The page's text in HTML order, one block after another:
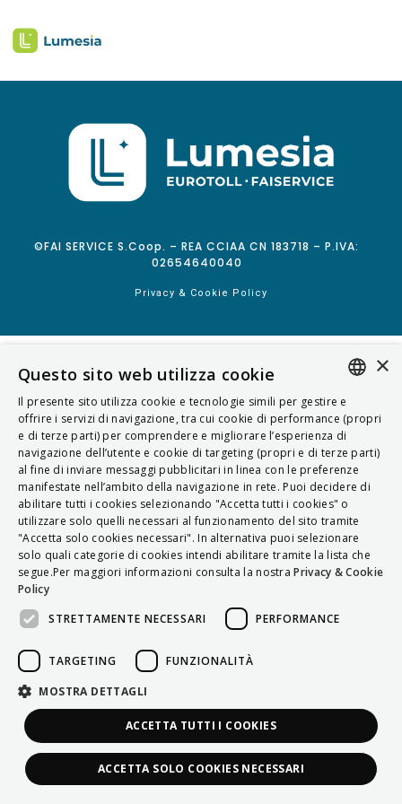
©FAI SERVICE S.Coop. – REA CCIAA CN 183718 – P.IVA:
02654640040
Privacy & Cookie Policy
ITALIAN
ENGLISH
FRENCH
HUNGARIAN
DEUTSCH
POLSKI
PORTUGUÊS
×
Questo sito web utilizza cookie
Il presente sito utilizza cookie e tecnologie simili per gestire e
offrire i servizi di navigazione, tra cui cookie di performance (propri
e di terze parti) per comprendere e migliorare l’esperienza di
navigazione dell’utente e cookie di targeting (propri e di terze parti)
al fine di inviare messaggi pubblicitari in linea con le preferenze
manifestate nell’ambito della navigazione in rete. Puoi decidere di
abilitare tutti i cookies selezionando "Accetta tutti i cookies" o
utilizzare solo quelli necessari al funzionamento del sito tramite
"Accetta solo cookies necessari". In alternativa puoi selezionare
solo quali categorie di cookies intendi abilitare tramite la lista che
segue.Per maggiori informazioni consulta la nostra Privacy & Cookie
Policy
STRETTAMENTE NECESSARI
PERFORMANCE
TARGETING FUNZIONALITÀ
MOSTRA DETTAGLI
ACCETTA TUTTI I COOKIES
ACCETTA SOLO COOKIES NECESSARI